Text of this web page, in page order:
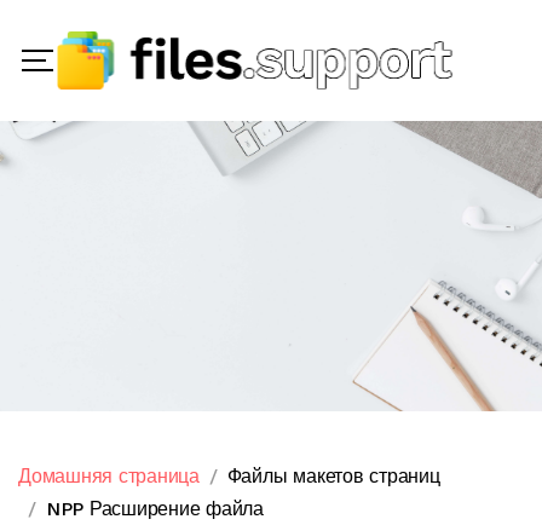
Домашняя страница
Файлы макетов страниц
NPP Расширение файла